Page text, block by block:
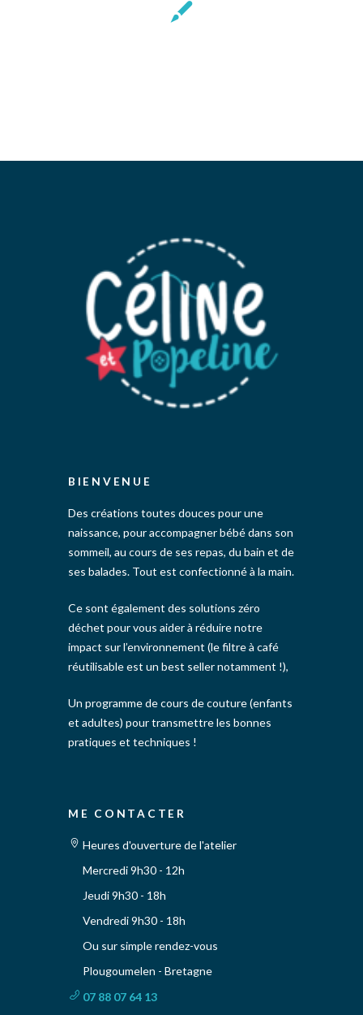
BIENVENUE
Des créations toutes douces pour une
naissance, pour accompagner bébé dans son
sommeil, au cours de ses repas, du bain et de
ses balades. Tout est confectionné à la main.
Ce sont également des solutions zéro
déchet pour vous aider à réduire notre
impact sur l’environnement (le filtre à café
réutilisable est un best seller notamment !),
Un programme de cours de couture (enfants
et adultes) pour transmettre les bonnes
pratiques et techniques !
ME CONTACTER
Heures d'ouverture de l'atelier
Mercredi 9h30 - 12h
Jeudi 9h30 - 18h
Vendredi 9h30 - 18h
Ou sur simple rendez-vous
Plougoumelen - Bretagne
07 88 07 64 13